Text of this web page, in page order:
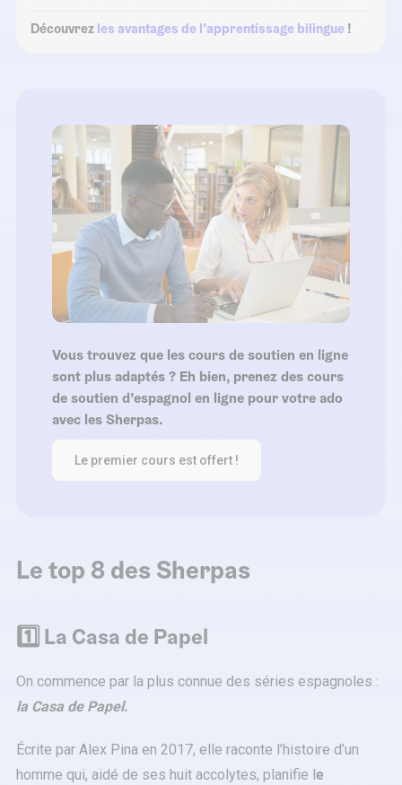
Découvrez les avantages de l’apprentissage bilingue !
Vous trouvez que les cours de soutien en ligne
sont plus adaptés ? Eh bien, prenez des cours
de soutien d’espagnol en ligne pour votre ado
avec les Sherpas.
Le premier cours est offert !
Le top 8 des Sherpas
1️⃣ La Casa de Papel
On commence par la plus connue des séries espagnoles :
la Casa de Papel.
Écrite par Alex Pina en 2017, elle raconte l’histoire d’un
homme qui, aidé de ses huit accolytes, planifie le